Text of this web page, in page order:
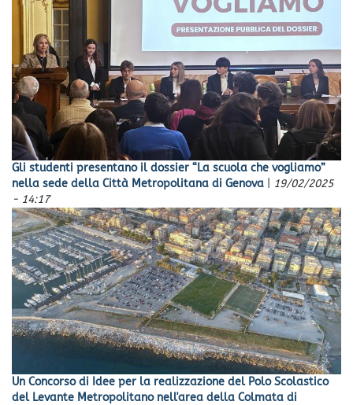
Gli studenti presentano il dossier “La scuola che vogliamo”
nella sede della Città Metropolitana di Genova
19/02/2025
- 14:17
Un Concorso di Idee per la realizzazione del Polo Scolastico
del Levante Metropolitano nell'area della Colmata di